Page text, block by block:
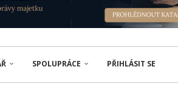
SPOLUPRÁCE PŘIHLÁSIT SE